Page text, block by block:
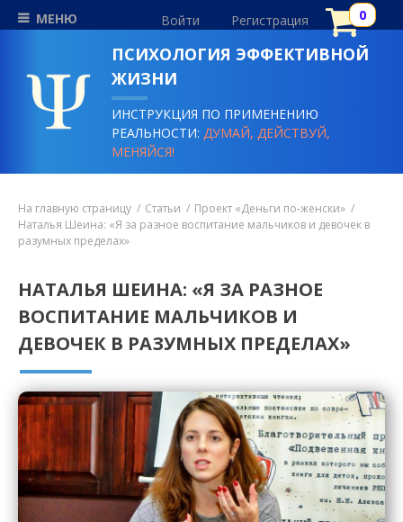
МЕНЮ Войти Регистрация
ПСИХОЛОГИЯ ЭФФЕКТИВНОЙ
ЖИЗНИ
ИНСТРУКЦИЯ ПО ПРИМЕНЕНИЮ
РЕАЛЬНОСТИ:ДУМАЙ, ДЕЙСТВУЙ,
МЕНЯЙСЯ!
На главную страницу Статьи
Проект «Деньги по-женски»
Наталья Шеина: «Я за разное воспитание мальчиков и девочек в
разумных пределах»
НАТАЛЬЯ ШЕИНА: «Я ЗА РАЗНОЕ
ВОСПИТАНИЕ МАЛЬЧИКОВ И
ДЕВОЧЕК В РАЗУМНЫХ ПРЕДЕЛАХ»